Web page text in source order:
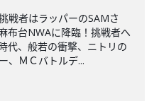
戦者はラッパーのSAMさ
布台NWAに降臨！挑戦者へ
代、般若の衝撃、ニトリの
、ＭＣバトルデ...